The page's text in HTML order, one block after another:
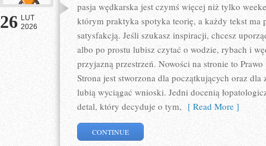
26 LUT
2026
pasja wędkarska jest czymś więcej niż tylko
którym praktyka spotyka teorię, a każdy tekst ma
satysfakcją. Jeśli szukasz inspiracji, chcesz
albo po prostu lubisz czytać o wodzie, rybach i
przyjazną przestrzeń. Nowości na stronie to
Strona jest stworzona dla początkujących oraz
lubią wyciągać wnioski. Jedni docenią
detal, który decyduje o tym, [ Read More ]
CONTINUE